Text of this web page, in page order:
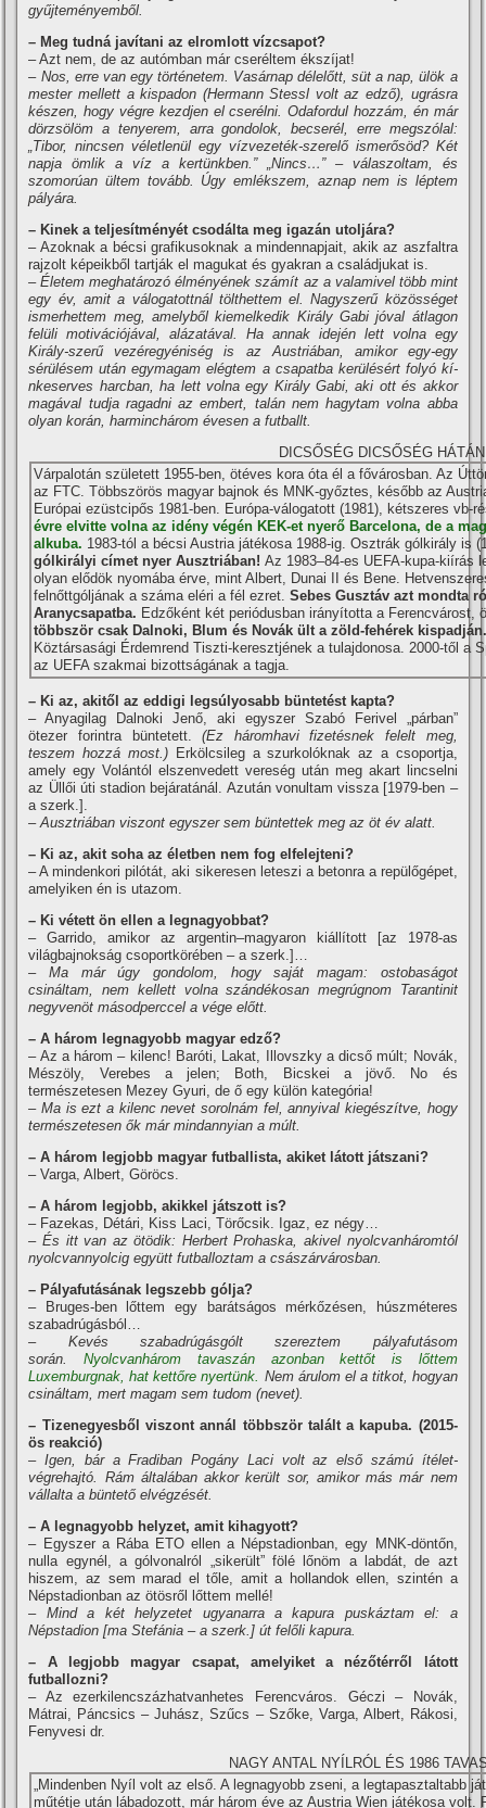
gyűjteményemből.
– Meg tudná javí­tani az elromlott ví­zcsapot?
– Azt nem, de az autómban már cseréltem ékszí­jat!
– Nos, erre van egy történetem. Vasárnap délelőtt, süt a nap, ülök a
mester mellett a kispadon (Hermann Stessl volt az edző), ugrásra
készen, hogy végre kezdjen el cserélni. Odafordul hozzám, én már
dörzsölöm a tenyerem, arra gondolok, becserél, erre megszólal:
„Tibor, nincsen véletlenül egy ví­zvezeték-szerelő ismerősöd? Két
napja ömlik a ví­z a kertünkben.” „Nincs…” – válaszoltam, és
szomorúan ültem tovább. Úgy emlékszem, aznap nem is léptem
pályára.
– Kinek a teljesí­tményét csodálta meg igazán utoljára?
– Azoknak a bécsi grafikusoknak a mindennapjait, akik az aszfaltra
rajzolt képeikből tartják el magukat és gyakran a családjukat is.
– Életem meghatározó élményének számí­t az a valamivel több mint
egy év, amit a válogatottnál tölthettem el. Nagyszerű közösséget
ismerhettem meg, amelyből kiemelkedik Király Gabi jóval átlagon
felüli motivációjával, alázatával. Ha annak idején lett volna egy
Király-szerű vezéregyéniség is az Austriában, amikor egy-egy
sérülésem után egymagam elégtem a csapatba kerülésért folyó kí­
nkeserves harcban, ha lett volna egy Király Gabi, aki ott és akkor
magával tudja ragadni az embert, talán nem hagytam volna abba
olyan korán, harminchárom évesen a futballt.
DICSŐSÉG DICSŐSÉG HÁTÁN
Várpalotán született 1955-ben, ötéves kora óta él a fővárosban. Az
az FTC. Többszörös magyar bajnok és MNK-győztes, később az
Európai ezüstcipős 1981-ben. Európa-válogatott (1981), kétszeres vb-
évre elvitte volna az idény végén KEK-et nyerő Barcelona, de a
alkuba. 1983-tól a bécsi Austria játékosa 1988-ig. Osztrák gólkirály is
gólkirályi cí­met nyer Ausztriában! Az 1983–84-es UEFA-kupa-kií­rás
olyan elődök nyomába érve, mint Albert, Dunai II és Bene.
felnőttgóljának a száma eléri a fél ezret.Sebes Gusztáv azt mondta
Aranycsapatba. Edzőként két periódusban irányí­totta a
többször csak Dalnoki, Blum és Novák ült a zöld-fehérek
Köztársasági Érdemrend Tiszti-keresztjének a tulajdonosa. 2000-től a
az UEFA szakmai bizottságának a tagja.
– Ki az, akitől az eddigi legsúlyosabb büntetést kapta?
– Anyagilag Dalnoki Jenő, aki egyszer Szabó Ferivel „párban”
ötezer forintra büntetett.(Ez háromhavi fizetésnek felelt meg,
teszem hozzá most.) Erkölcsileg a szurkolóknak az a csoportja,
amely egy Volántól elszenvedett vereség után meg akart lincselni
az Üllői úti stadion bejáratánál. Azután vonultam vissza [1979-ben –
a szerk.].
– Ausztriában viszont egyszer sem büntettek meg az öt év alatt.
– Ki az, akit soha az életben nem fog elfelejteni?
– A mindenkori pilótát, aki sikeresen leteszi a betonra a repülőgépet,
amelyiken én is utazom.
– Ki vétett ön ellen a legnagyobbat?
– Garrido, amikor az argentin–magyaron kiállí­tott [az 1978-as
világbajnokság csoportkörében – a szerk.]…
– Ma már úgy gondolom, hogy saját magam: ostobaságot
csináltam, nem kellett volna szándékosan megrúgnom Tarantinit
negyvenöt másodperccel a vége előtt.
– A három legnagyobb magyar edző?
– Az a három – kilenc! Baróti, Lakat, Illovszky a dicső múlt; Novák,
Mészöly, Verebes a jelen; Both, Bicskei a jövő. No és
természetesen Mezey Gyuri, de ő egy külön kategória!
– Ma is ezt a kilenc nevet sorolnám fel, annyival kiegészí­tve, hogy
természetesen ők már mindannyian a múlt.
– A három legjobb magyar futballista, akiket látott játszani?
– Varga, Albert, Göröcs.
– A három legjobb, akikkel játszott is?
– Fazekas, Détári, Kiss Laci, Törőcsik. Igaz, ez négy…
– És itt van az ötödik: Herbert Prohaska, akivel nyolcvanháromtól
nyolcvannyolcig együtt futballoztam a császárvárosban.
– Pályafutásának legszebb gólja?
– Bruges-ben lőttem egy barátságos mérkőzésen, húszméteres
szabadrúgásból…
– Kevés szabadrúgásgólt szereztem pályafutásom
során.Nyolcvanhárom tavaszán azonban kettőt is lőttem
Luxemburgnak, hat kettőre nyertünk. Nem árulom el a titkot, hogyan
csináltam, mert magam sem tudom (nevet).
– Tizenegyesből viszont annál többször talált a kapuba. (2015-
ös reakció)
– Igen, bár a Fradiban Pogány Laci volt az első számú í­télet-
végrehajtó. Rám általában akkor került sor, amikor más már nem
vállalta a büntető elvégzését.
– A legnagyobb helyzet, amit kihagyott?
– Egyszer a Rába ETO ellen a Népstadionban, egy MNK-döntőn,
nulla egynél, a gólvonalról „sikerült” fölé lőnöm a labdát, de azt
hiszem, az sem marad el tőle, amit a hollandok ellen, szintén a
Népstadionban az ötösről lőttem mellé!
– Mind a két helyzetet ugyanarra a kapura puskáztam el: a
Népstadion [ma Stefánia – a szerk.] út felőli kapura.
– A legjobb magyar csapat, amelyiket a nézőtérről látott
futballozni?
– Az ezerkilencszázhatvanhetes Ferencváros. Géczi – Novák,
Mátrai, Páncsics – Juhász, Szűcs – Szőke, Varga, Albert, Rákosi,
Fenyvesi dr.
NAGY ANTAL NYÍLRÓL ÉS 1986
„Mindenben Nyí­l volt az első. A legnagyobb zseni, a legtapasztaltabb
műtétje után lábadozott, már három éve az Austria Wien játékosa volt.